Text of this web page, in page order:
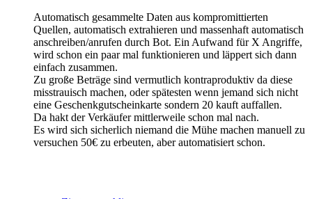
Automatisch gesammelte Daten aus kompromittierten
Quellen, automatisch extrahieren und massenhaft automatisch
anschreiben/anrufen durch Bot. Ein Aufwand für X Angriffe,
wird schon ein paar mal funktionieren und läppert sich dann
einfach zusammen.
Zu große Beträge sind vermutlich kontraproduktiv da diese
misstrauisch machen, oder spätesten wenn jemand sich nicht
eine Geschenkgutscheinkarte sondern 20 kauft auffallen.
Da hakt der Verkäufer mittlerweile schon mal nach.
Es wird sich sicherlich niemand die Mühe machen manuell zu
versuchen 50€ zu erbeuten, aber automatisiert schon.